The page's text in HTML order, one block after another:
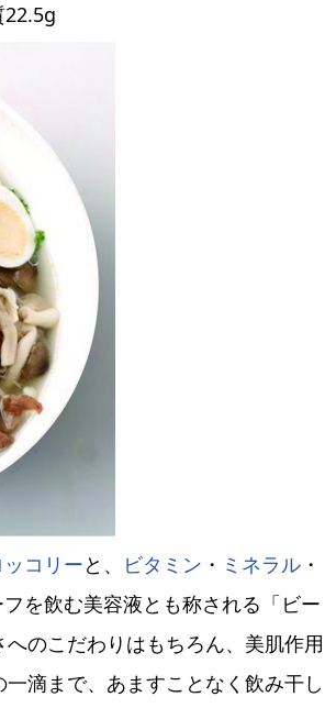
コリーと、 ビタミン ・ ミネラル・
を飲む美容液とも称される「ビー
のこだわりはもちろん、美肌作用
滴まで、あますことなく飲み干し